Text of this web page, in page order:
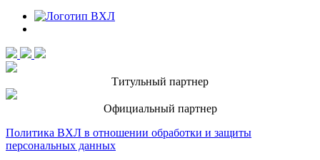
Титульный партнер
Официальный партнер
Политика ВХЛ в отношении обработки и защиты
персональных данных